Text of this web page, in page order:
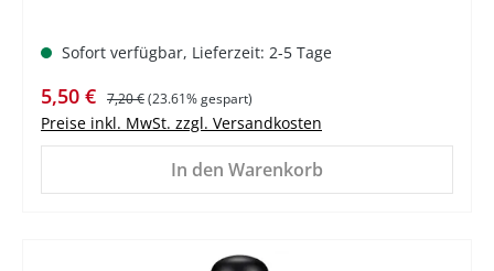
Sofort verfügbar, Lieferzeit: 2-5 Tage
Verkaufspreis:
5,50 € Regulärer Preis:
7,20 €(23.61% gespart)
Preise inkl. MwSt. zzgl. Versandkosten
In den Warenkorb